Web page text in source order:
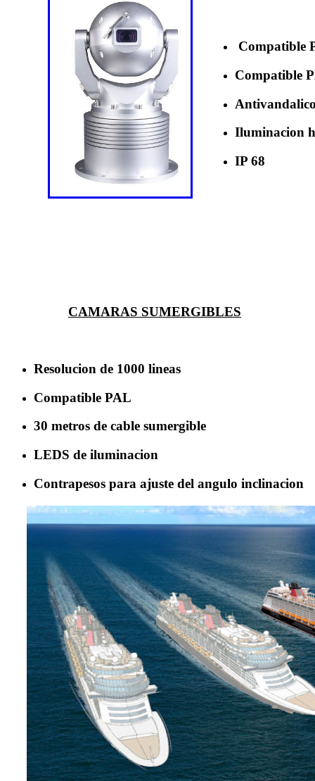
Compatible
Compatible
Iluminacion
IP 68
CAMARAS SUMERGIBLES
Resolucion de 1000 lineas
Compatible PAL
30 metros de cable sumergible
LEDS de iluminacion
Contrapesos para ajuste del angulo inclinacion